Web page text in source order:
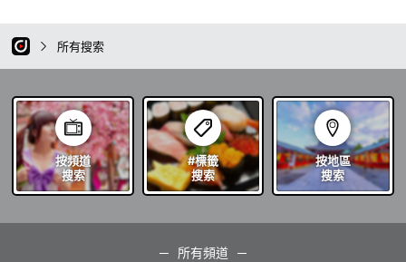
所有搜索
按頻道
搜索
#標籤
搜索
按地區
搜索
所有頻道